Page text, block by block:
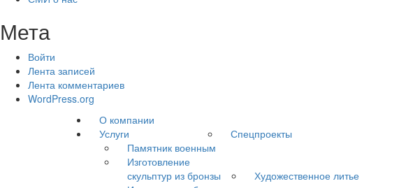
Мета
Войти
Лента записей
Лента комментариев
WordPress.org
О компании
Услуги
Спецпроекты
Памятник военным
Изготовление
скульптур из бронзы
Художественное литье